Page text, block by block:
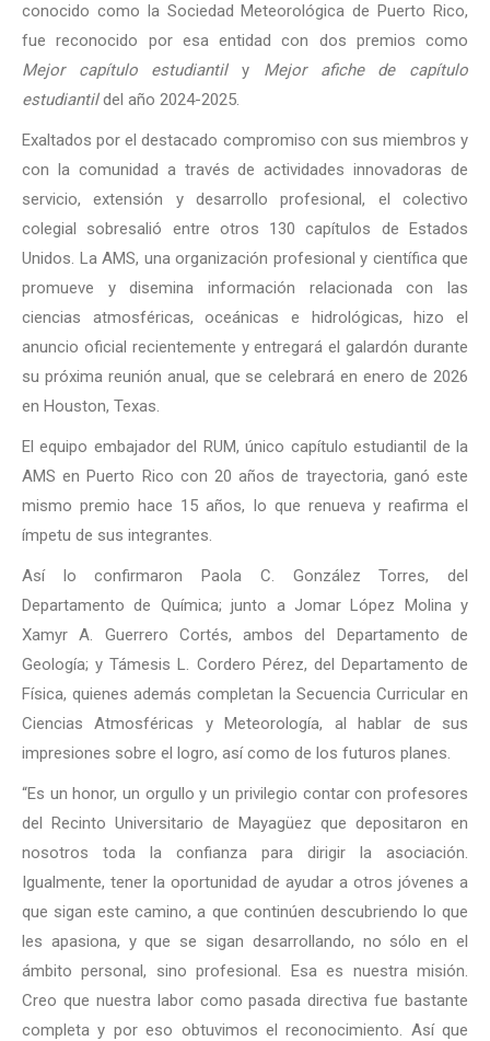
conocido como la Sociedad Meteorológica de Puerto Rico,
fue reconocido por esa entidad con dos premios como
Mejor capítulo estudiantily Mejor afiche de capítulo
estudiantildel año 2024-2025.
Exaltados por el destacado compromiso con sus miembros y
con la comunidad a través de actividades innovadoras de
servicio, extensión y desarrollo profesional, el colectivo
colegial sobresalió entre otros 130 capítulos de Estados
Unidos. La AMS, una organización profesional y científica que
promueve y disemina información relacionada con las
ciencias atmosféricas, oceánicas e hidrológicas, hizo el
anuncio oficial recientemente y entregará el galardón durante
su próxima reunión anual, que se celebrará en enero de 2026
en Houston, Texas.
El equipo embajador del RUM, único capítulo estudiantil de la
AMS en Puerto Rico con 20 años de trayectoria, ganó este
mismo premio hace 15 años, lo que renueva y reafirma el
ímpetu de sus integrantes.
Así lo confirmaron Paola C. González Torres, del
Departamento de Química; junto a Jomar López Molina y
Xamyr A. Guerrero Cortés, ambos del Departamento de
Geología; y Támesis L. Cordero Pérez, del Departamento de
Física, quienes además completan la Secuencia Curricular en
Ciencias Atmosféricas y Meteorología, al hablar de sus
impresiones sobre el logro, así como de los futuros planes.
“Es un honor, un orgullo y un privilegio contar con profesores
del Recinto Universitario de Mayagüez que depositaron en
nosotros toda la confianza para dirigir la asociación.
Igualmente, tener la oportunidad de ayudar a otros jóvenes a
que sigan este camino, a que continúen descubriendo lo que
les apasiona, y que se sigan desarrollando, no sólo en el
ámbito personal, sino profesional. Esa es nuestra misión.
Creo que nuestra labor como pasada directiva fue bastante
completa y por eso obtuvimos el reconocimiento. Así que